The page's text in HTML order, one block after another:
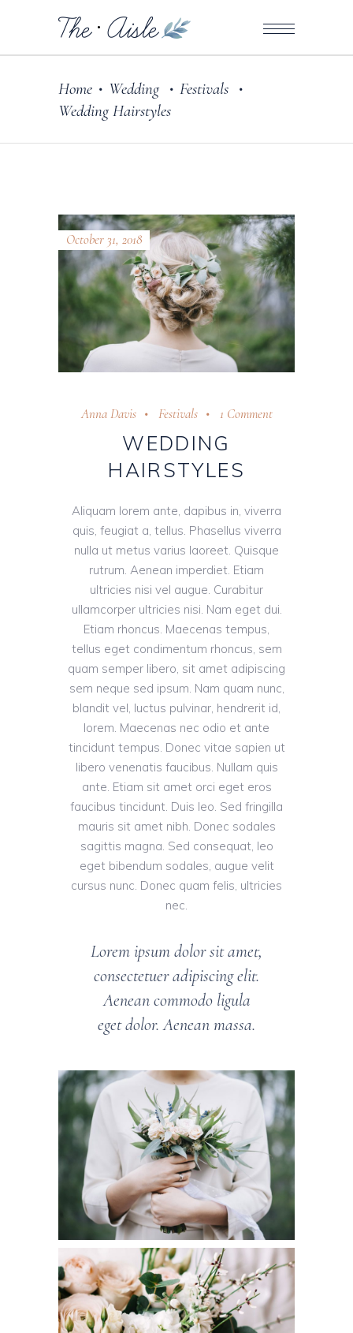
Home • Wedding • Festivals •
Wedding Hairstyles
October 31, 2018
Anna Davis Festivals 1 Comment
WEDDING
HAIRSTYLES
Aliquam lorem ante, dapibus in, viverra
quis, feugiat a, tellus. Phasellus viverra
nulla ut metus varius laoreet. Quisque
rutrum. Aenean imperdiet. Etiam
ultricies nisi vel augue. Curabitur
ullamcorper ultricies nisi. Nam eget dui.
Etiam rhoncus. Maecenas tempus,
tellus eget condimentum rhoncus, sem
quam semper libero, sit amet adipiscing
sem neque sed ipsum. Nam quam nunc,
blandit vel, luctus pulvinar, hendrerit id,
lorem. Maecenas nec odio et ante
tincidunt tempus. Donec vitae sapien ut
libero venenatis faucibus. Nullam quis
ante. Etiam sit amet orci eget eros
faucibus tincidunt. Duis leo. Sed fringilla
mauris sit amet nibh. Donec sodales
sagittis magna. Sed consequat, leo
eget bibendum sodales, augue velit
cursus nunc. Donec quam felis, ultricies
nec.
Lorem ipsum dolor sit amet,
consectetuer adipiscing elit.
Aenean commodo ligula
eget dolor. Aenean massa.